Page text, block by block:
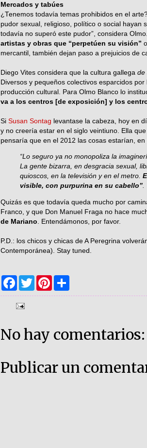
Mercados y tabúes
¿Tenemos todavía temas prohibidos en el
pudor sexual, religioso, político o social hayan
todavía no superó este pudor”, considera Olmo.
artistas y obras que “perpetúen su visión”
mercantil, también dejan paso a prejuicios de
Diego Vites considera que la cultura gallega de
Diversos y pequeños colectivos esparcidos
producción cultural. Para Olmo Blanco lo
va a los centros [de exposición] y los
Si Susan Sontag levantase la cabeza, hoy en
y no creería estar en el siglo veintiuno. Ella
pensaría que en el 2012 las cosas estarían,
“Lo seguro ya no monopoliza la
La gente bizarra, en desgracia sexual,
quioscos, en la televisión y en el metro.
visible, con purpurina en su cabello”.
Quizás es que todavía queda mucho por
Franco, y que Don Manuel Fraga no hace
de Mariano . Entendámonos, por favor.
P.D.: los chicos y chicas de A Peregrina
Contemporánea). Stay tuned.
F
c
e
b
k
T
w
i
P
n
s
a
No hay comentarios:
Publicar un